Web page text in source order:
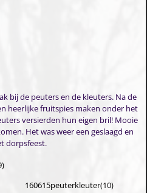
bij de peuters en de kleuters. Na de
heerlijke fruitspies maken onder het
versierden hun eigen bril! Mooie
Het was weer een geslaagd en
dorpsfeest.